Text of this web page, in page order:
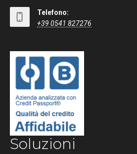
Telefono:
+39 0541 827276
Soluzioni